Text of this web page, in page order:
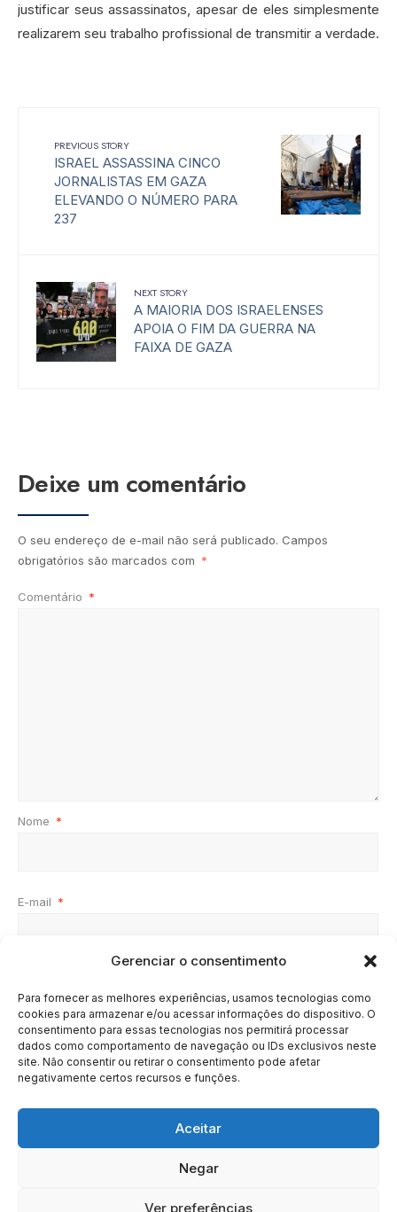
Gerenciar o consentimento
Para fornecer as melhores experiências, usamos tecnologias como
cookies para armazenar e/ou acessar informações do dispositivo. O
consentimento para essas tecnologias nos permitirá processar
dados como comportamento de navegação ou IDs exclusivos neste
site. Não consentir ou retirar o consentimento pode afetar
negativamente certos recursos e funções.
Aceitar
Negar
Ver preferências
justificar seus assassinatos, apesar de eles simplesmente
realizarem seu trabalho profissional de transmitir a verdade.
PREVIOUS STORY
ISRAEL ASSASSINA CINCO
JORNALISTAS EM GAZA
ELEVANDO O NÚMERO PARA
237
NEXT STORY
A MAIORIA DOS ISRAELENSES
APOIA O FIM DA GUERRA NA
FAIXA DE GAZA
Deixe um comentário
O seu endereço de e-mail não será publicado. Campos
obrigatórios são marcados com *
Comentário *
Nome *
E-mail *
SOBRE BRASIL